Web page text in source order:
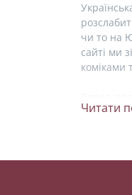
чи то на
сайті ми
коміками
телешоу
Одна з
Читати